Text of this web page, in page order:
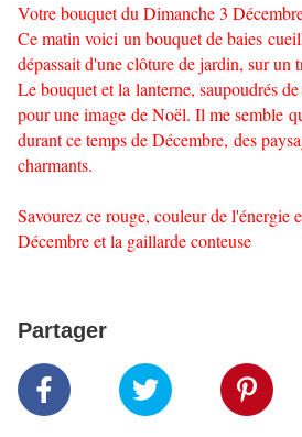
Votre bouquet du Dimanche 3
Ce matin voici un bouquet de baies
dépassait d'une clôture de jardin, sur un
Le bouquet et la lanterne, saupoudrés
pour une image de Noël. Il me semble
durant ce temps de Décembre, des
charmants.
Savourez ce rouge, couleur de l'énergie
Décembre et la gaillarde conteuse
Partager